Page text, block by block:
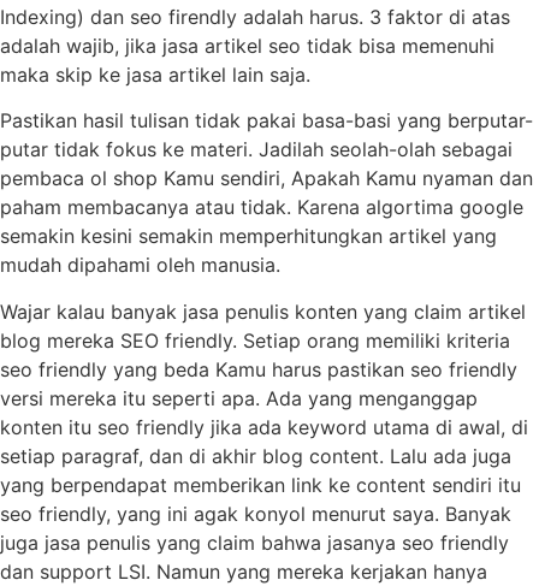
Indexing) dan seo firendly adalah harus. 3 faktor di atas
adalah wajib, jika jasa artikel seo tidak bisa memenuhi
maka skip ke jasa artikel lain saja.
Pastikan hasil tulisan tidak pakai basa-basi yang berputar-
putar tidak fokus ke materi. Jadilah seolah-olah sebagai
pembaca ol shop Kamu sendiri, Apakah Kamu nyaman dan
paham membacanya atau tidak. Karena algortima google
semakin kesini semakin memperhitungkan artikel yang
mudah dipahami oleh manusia.
Wajar kalau banyak jasa penulis konten yang claim artikel
blog mereka SEO friendly. Setiap orang memiliki kriteria
seo friendly yang beda Kamu harus pastikan seo friendly
versi mereka itu seperti apa. Ada yang menganggap
konten itu seo friendly jika ada keyword utama di awal, di
setiap paragraf, dan di akhir blog content. Lalu ada juga
yang berpendapat memberikan link ke content sendiri itu
seo friendly, yang ini agak konyol menurut saya. Banyak
juga jasa penulis yang claim bahwa jasanya seo friendly
dan support LSI. Namun yang mereka kerjakan hanya